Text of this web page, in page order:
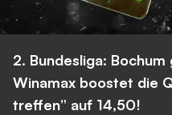
2. Bundesliga:
Winamax boostet die
treffen” auf 14,50!